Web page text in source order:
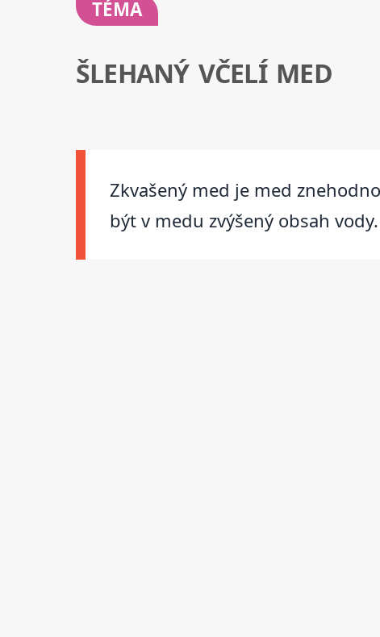
TÉMA
ŠLEHANÝ VČELÍ MED
Zkvašený med je med
být v medu zvýšený obsah vody.